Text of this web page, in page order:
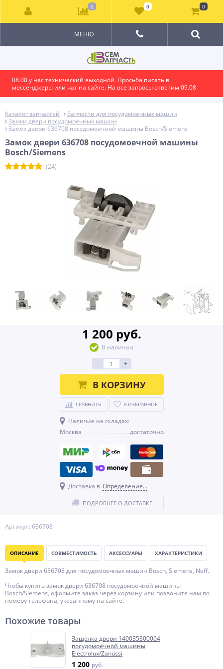
08.08 у нас технический выходной. Просьба писать в
мессенджеры или чат на сайте. На все запросы ответим 09.08
МЕНЮ
Каталог запчастей
Запчасти для посудомоечных машин
Замки двери посудомоечных машин
Замок двери 636708 посудомоечной машины Bosch/Siemens
Замок двери 636708 посудомоечной машины
Bosch/Siemens
(24)
Артикул: 636708
1 200 руб.
В наличии
-
+
В КОРЗИНУ
СРАВНИТЬ В ИЗБРАННОЕ
Наличие на складах:
Москва
достаточно
Доставка в Определение...
ПОДРОБНЕЕ О ДОСТАВКЕ
ОПИСАНИЕ СОВМЕСТИМОСТЬ АКСЕССУАРЫ ХАРАКТЕРИСТИКИ
Замок двери 636708 для посудомоечных машин Bosch, Siemens, Neff.
Чтобы купить замок двери 636708 посудомоечной машины
Bosch/Siemens, оформите заказ через корзину или позвоните нам по
номеру телефона, указанному на сайте.
Похожие товары
Защелка двери 140035300064
посудомоечной машины
Electrolux/Zanussi
1 200 руб.
0 0 0